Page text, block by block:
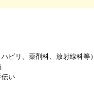
ビリ、薬剤科、放射線科等）
伝い